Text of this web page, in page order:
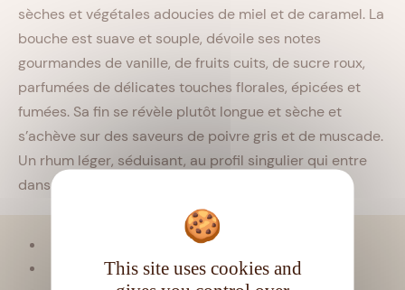
sèches et végétales adoucies de miel et de caramel. La
bouche est suave et souple, dévoile ses notes
gourmandes de vanille, de fruits cuits, de sucre roux,
parfumées de délicates touches florales, épicées et
fumées. Sa fin se révèle plutôt longue et sèche et
s’achève sur des saveurs de poivre gris et de muscade.
Un rhum léger, séduisant, au profil singulier qui entre
dans nos coups de cœur.
Tropical
Matière première :Mélasse
This site uses cookies and